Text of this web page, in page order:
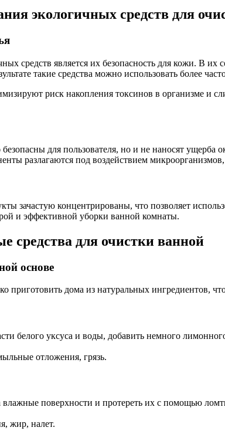
экологичных средств для
средств является их безопасность для кожи. В их
такие средства можно использовать более
риск накопления токсинов в организме и
для пользователя, но и не наносят
разлагаются под воздействием микроорганизмов,
зачастую концентрированы, что позволяет
и эффективной уборки ванной комнаты.
средства для очистки ванной
основе
приготовить дома из натуральных ингредиентов,
белого уксуса и воды, добавить немного
отложения, грязь.
влажные поверхности и протереть их с помощью
жир, налет.